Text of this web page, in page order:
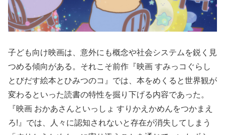
子ども向け映画は、意外にも概念や社会システムを鋭く見
つめる傾向がある。それこそ前作『映画 すみっコぐらし
とびだす絵本とひみつのコ』では、本をめくると世界観が
変わるといった読書の特性を掘り下げる内容であった。
『映画 おかあさんといっしょ すりかえかめんをつかまえ
ろ!』では、人々に認知されないと存在が消失してしまう